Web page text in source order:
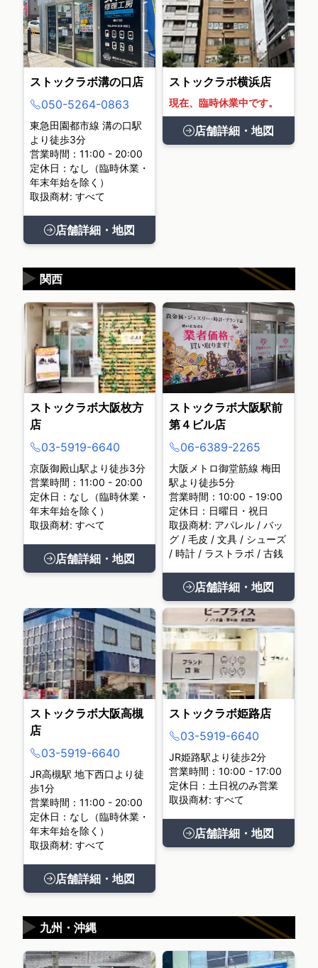
ストックラボ溝の口店
050-5264-0863
東急田園都市線 溝の口駅
より徒歩3分
営業時間：11:00 - 20:00
定休日：なし（臨時休業・
年末年始を除く）
取扱商材: すべて
店舗詳細・地図
ストックラボ横浜店
現在、臨時休業中です。
店舗詳細・地図
関西
▶
ストックラボ大阪枚方
店
03-5919-6640
京阪御殿山駅より徒歩3分
営業時間：11:00 - 20:00
定休日：なし（臨時休業・
年末年始を除く）
取扱商材: すべて
店舗詳細・地図
ストックラボ大阪駅前
第４ビル店
06-6389-2265
大阪メトロ御堂筋線 梅田
駅より徒歩5分
営業時間：10:00 - 19:00
定休日：日曜日・祝日
取扱商材: アパレル / バッ
グ / 毛皮 / 文具 / シューズ
/ 時計 / ラストラボ / 古銭
店舗詳細・地図
ストックラボ大阪高槻
店
03-5919-6640
JR高槻駅 地下西口より徒
歩1分
営業時間：11:00 - 20:00
定休日：なし（臨時休業・
年末年始を除く）
取扱商材: すべて
店舗詳細・地図
ストックラボ姫路店
03-5919-6640
JR姫路駅より徒歩2分
営業時間：10:00 - 17:00
定休日：土日祝のみ営業
取扱商材: すべて
店舗詳細・地図
九州・沖縄
▶